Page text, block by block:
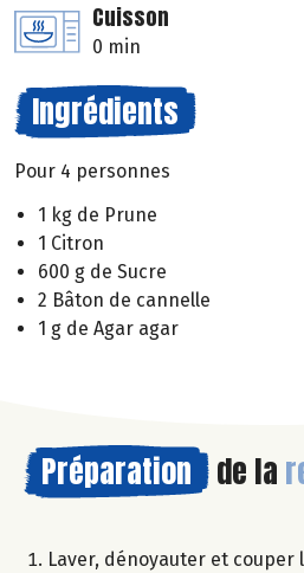
Cuisson
0 min
Ingrédients
Pour 4 personnes
1 kg de Prune
1 Citron
600 g de Sucre
2 Bâton de cannelle
1 g de Agar agar
Préparation de la
Laver, dénoyauter et